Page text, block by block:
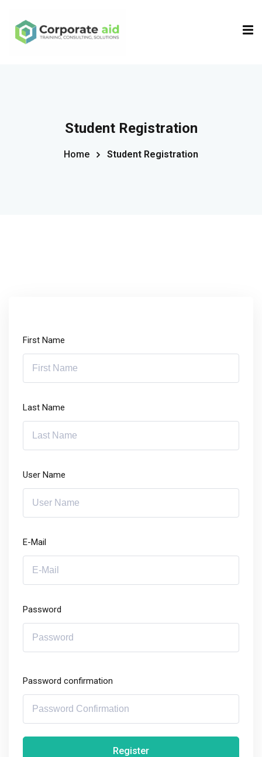
Student Registration
Home Student Registration
First Name
Last Name
User Name
E-Mail
Password
Password confirmation
Register
Sign in